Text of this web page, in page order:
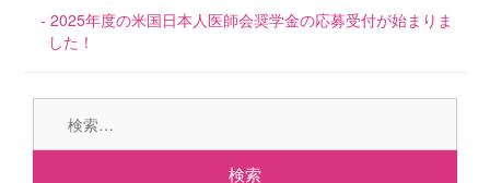
2025年度の米国日本人医師会奨学金の応募受付が始まりま
した！